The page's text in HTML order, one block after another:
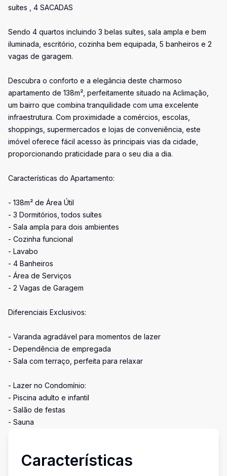
suítes , 4 SACADAS
Sendo 4 quartos incluindo 3 belas suítes, sala ampla e bem
iluminada, escritório, cozinha bem equipada, 5 banheiros e 2
vagas de garagem.
Descubra o conforto e a elegância deste charmoso
apartamento de 138m², perfeitamente situado na Aclimação,
um bairro que combina tranquilidade com uma excelente
infraestrutura. Com proximidade a comércios, escolas,
shoppings, supermercados e lojas de conveniência, este
imóvel oferece fácil acesso às principais vias da cidade,
proporcionando praticidade para o seu dia a dia.
Características do Apartamento:
- 138m² de Área Útil
- 3 Dormitórios, todos suítes
- Sala ampla para dois ambientes
- Cozinha funcional
- Lavabo
- 4 Banheiros
- Área de Serviços
- 2 Vagas de Garagem
Diferenciais Exclusivos:
- Varanda agradável para momentos de lazer
- Dependência de empregada
- Sala com terraço, perfeita para relaxar
- Lazer no Condomínio:
- Piscina adulto e infantil
- Salão de festas
- Sauna
Características